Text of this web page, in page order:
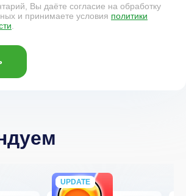
Вы даёте согласие на обработку
и принимаете условия политики
UPDATE
NEW